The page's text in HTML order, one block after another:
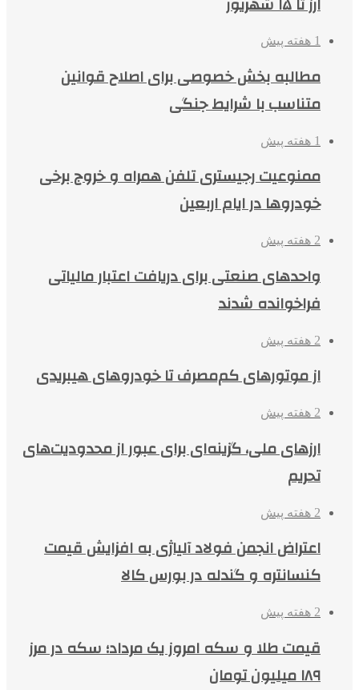
1 هفته پیش
مطالبه بخش خصوصی برای اصلاح قوانین
متناسب با شرایط جنگی
1 هفته پیش
ممنوعیت رجیستری تلفن همراه و خروج برخی
خودروها در ایام اربعین
2 هفته پیش
واحدهای صنعتی برای دریافت اعتبار مالیاتی
فراخوانده شدند
2 هفته پیش
از موتورهای کم‌مصرف تا خودروهای هیبریدی
2 هفته پیش
ارزهای ملی، گزینه‌ای برای عبور از محدودیت‌های
تحریم
2 هفته پیش
اعتراض انجمن فولاد آلیاژی به افزایش قیمت
کنسانتره و گندله در بورس کالا
2 هفته پیش
قیمت طلا و سکه امروز یک مرداد؛ سکه در مرز
۱۸۹ میلیون تومان